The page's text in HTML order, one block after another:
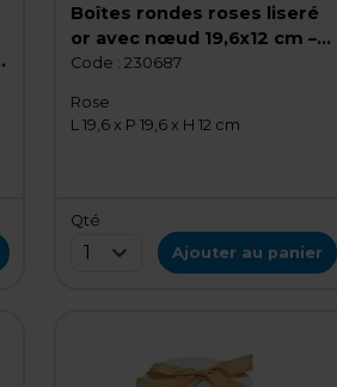
Boîtes rondes roses liseré
or avec nœud 19,6x12 cm –
Paquet de 2
Code : 230687
Rose
L 19,6 x P 19,6 x H 12 cm
Qté
1 Ajouter au panier